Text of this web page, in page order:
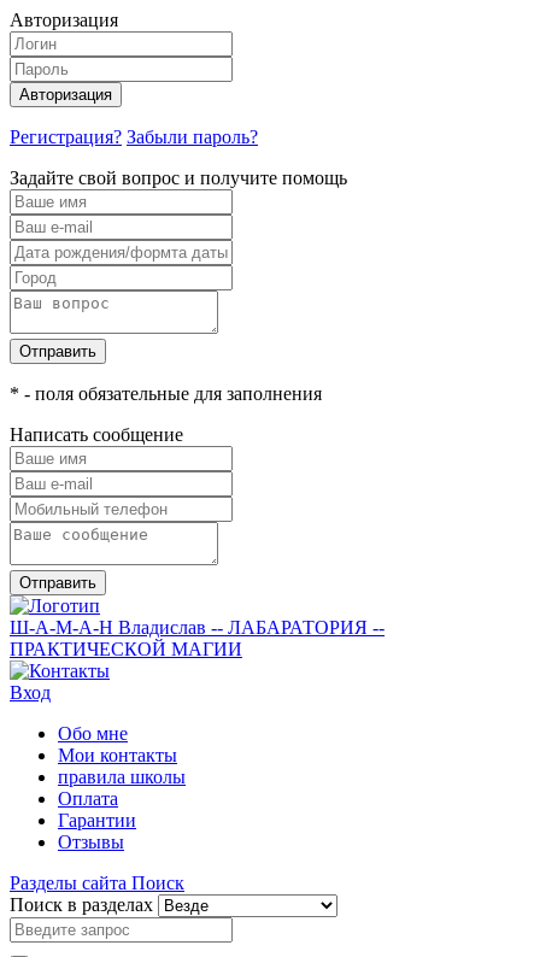
Авторизация
Авторизация
Регистрация? Забыли пароль?
Задайте свой вопрос и получите помощь
Отправить
* - поля обязательные для заполнения
Написать сообщение
Отправить
Ш-А-М-А-Н Владислав -- ЛАБАРАТОРИЯ --
ПРАКТИЧЕСКОЙ МАГИИ
Вход
Обо мне
Мои контакты
правила школы
Оплата
Гарантии
Отзывы
Разделы сайта Поиск
Поиск в разделах